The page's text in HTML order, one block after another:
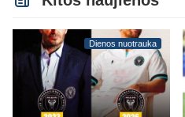
Dienos nuotrauka